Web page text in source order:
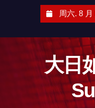
周六. 8
大日